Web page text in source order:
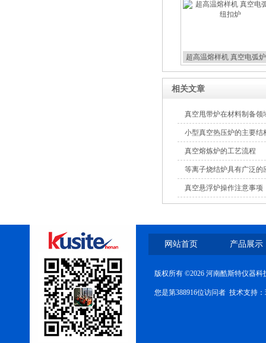
超高温熔样机 真空电弧
相关文章
真空甩带炉在材料制备领
小型真空热压炉的主要结
真空熔炼炉的工艺流程
等离子烧结炉具有广泛的
真空悬浮炉操作注意事项
网站首页 产品展示
版权所有 ©2026 河南酷斯特仪器
您是第388916位访问者 技术支持：